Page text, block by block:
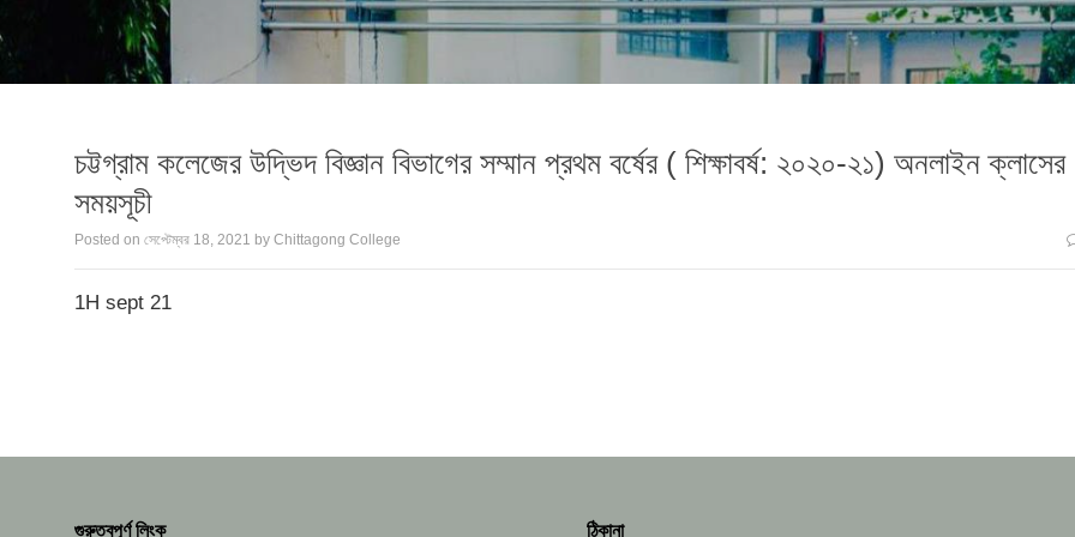
চট্টগ্রাম কলেজের উদ্ভিদ বিজ্ঞান বিভাগের সম্মান প্রথম বর্ষের ( শিক্ষাবর্ষ: ২০২০-২১) অনলাইন ক্লাসের
সময়সূচী
Posted on সেপ্টেম্বর 18, 2021 by Chittagong College
1H sept 21
গুরুত্বপূর্ণ লিংক ঠিকানা